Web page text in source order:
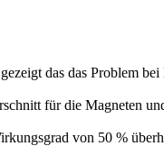
das das Problem
für die Magneten
von 50 %